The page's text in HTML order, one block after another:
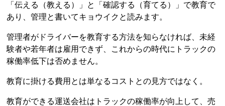
「伝える（教える）」と「確認する（育てる）」で教育で
あり、管理と書いてキョウイクと読みます。
管理者がドライバーを教育する方法を知らなければ、未経
験者や若年者は雇用できず、これからの時代にトラックの
稼働率低下は否めません。
教育に掛ける費用とは単なるコストとの見方ではなく。
教育ができる運送会社はトラックの稼働率が向上して、売